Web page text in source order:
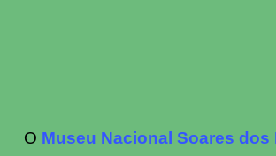
O Museu Nacional Soares dos